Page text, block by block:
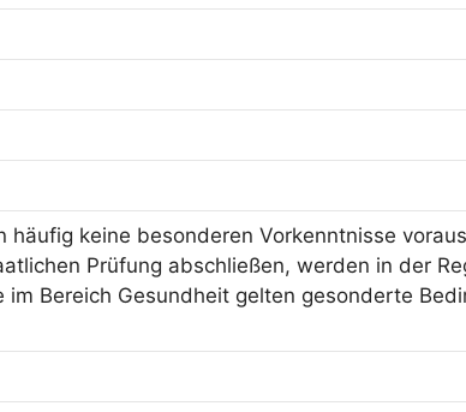
keine besonderen Vorkenntnisse
Prüfung abschließen, werden in der
Bereich Gesundheit gelten gesonderte